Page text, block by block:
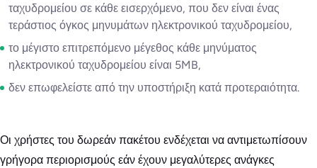
ταχυδρομείου σε κάθε εισερχόμενο, που δεν είναι ένας
τεράστιος όγκος μηνυμάτων ηλεκτρονικού ταχυδρομείου,
το μέγιστο επιτρεπόμενο μέγεθος κάθε μηνύματος
ηλεκτρονικού ταχυδρομείου είναι 5MB,
δεν επωφελείστε από την υποστήριξη κατά προτεραιότητα.
Οι χρήστες του δωρεάν πακέτου ενδέχεται να αντιμετωπίσουν
γρήγορα περιορισμούς εάν έχουν μεγαλύτερες ανάγκες